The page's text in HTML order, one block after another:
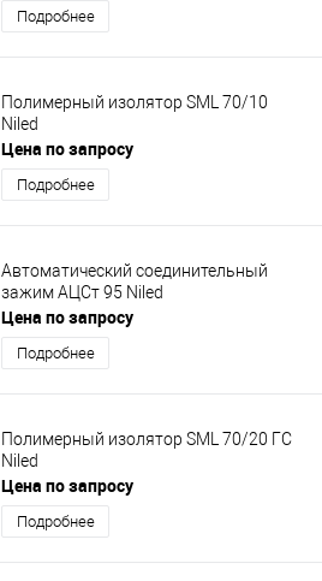
Подробнее
Полимерный изолятор SML 70/10
Niled
Цена по запросу
Подробнее
Автоматический соединительный
зажим АЦСт 95 Niled
Цена по запросу
Подробнее
Полимерный изолятор SML 70/20 ГС
Niled
Цена по запросу
Подробнее